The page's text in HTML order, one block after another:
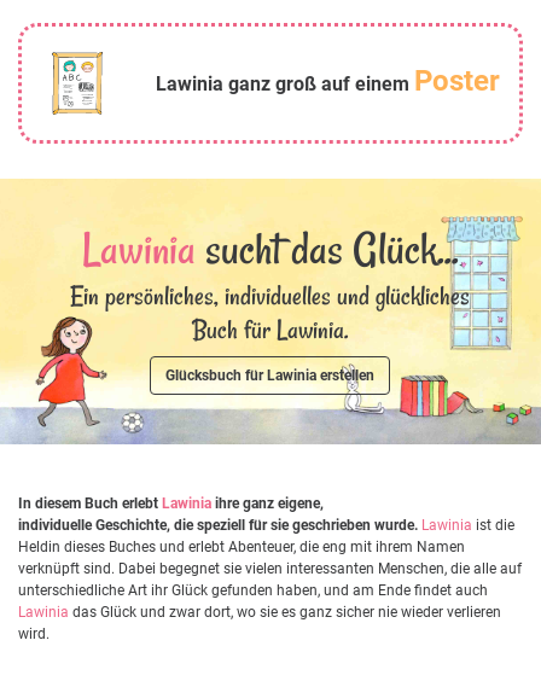
Lawinia ganz groß auf einem Poster
Lawinia sucht das Glück...
Ein persönliches, individuelles und glückliches
Buch für Lawinia.
Glücksbuch für Lawinia erstellen
In diesem Buch erlebt Lawinia ihre ganz eigene,
individuelle Geschichte, die speziell für sie geschrieben wurde. Lawinia ist die
Heldin dieses Buches und erlebt Abenteuer, die eng mit ihrem Namen
verknüpft sind. Dabei begegnet sie vielen interessanten Menschen, die alle auf
unterschiedliche Art ihr Glück gefunden haben, und am Ende findet auch
Lawinia das Glück und zwar dort, wo sie es ganz sicher nie wieder verlieren
wird.